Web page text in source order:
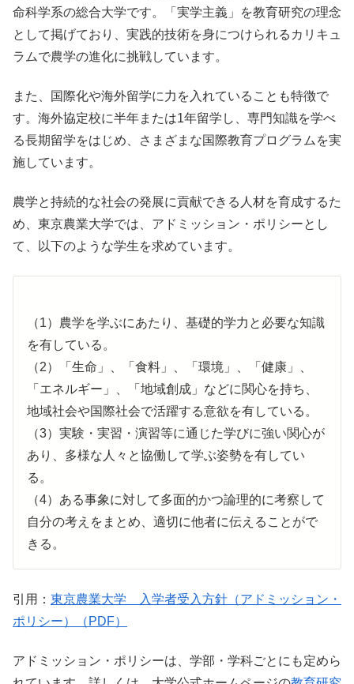
命科学系の総合大学です。「実学主義」を教育研究の理念
として掲げており、実践的技術を身につけられるカリキュ
ラムで農学の進化に挑戦しています。
また、国際化や海外留学に力を入れていることも特徴で
す。海外協定校に半年または1年留学し、専門知識を学べ
る長期留学をはじめ、さまざまな国際教育プログラムを実
施しています。
農学と持続的な社会の発展に貢献できる人材を育成するた
め、東京農業大学では、アドミッション・ポリシーとし
て、以下のような学生を求めています。
（1）農学を学ぶにあたり、基礎的学力と必要な知識
を有している。
（2）「生命」、「食料」、「環境」、「健康」、
「エネルギー」、「地域創成」などに関心を持ち、
地域社会や国際社会で活躍する意欲を有している。
（3）実験・実習・演習等に通じた学びに強い関心が
あり、多様な人々と協働して学ぶ姿勢を有してい
る。
（4）ある事象に対して多面的かつ論理的に考察して
自分の考えをまとめ、適切に他者に伝えることがで
きる。
引用： 東京農業大学 入学者受入方針（アドミッション・
ポリシー）（PDF）
アドミッション・ポリシーは、学部・学科ごとにも定めら